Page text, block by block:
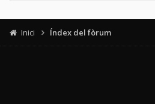
Inici Índex del fòrum